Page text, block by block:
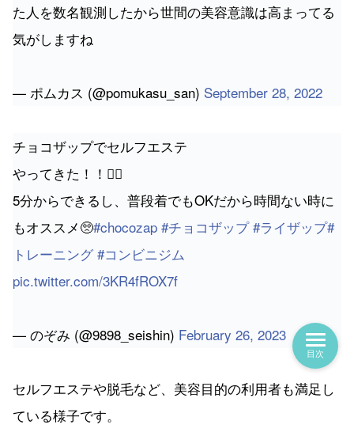
た人を数名観測したから世間の美容意識は高まってる
気がしますね
— ポムカス (@pomukasu_san) September 28, 2022
チョコザップでセルフエステ
やってきた！！💆‍♀️
5分からできるし、普段着でもOKだから時間ない時に
もオススメ🥺#chocozap #チョコザップ #ライザップ#
トレーニング #コンビニジム
pic.twitter.com/3KR4fROX7f
— のぞみ (@9898_seishin) February 26, 2023
セルフエステや脱毛など、美容目的の利用者も満足し
ている様子です。
目次